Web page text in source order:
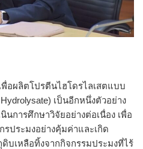
อผลิตโปรตีนไฮโดรไลเสตแบบ
เป็นอีกหนึ่งตัวอย่าง
นการศึกษาวิจัยอย่างต่อเนื่อง เพื่อ
ประมงอย่างคุ้มค่าและเกิด
บเหลือทิ้งจากกิจกรรมประมงที่ไร้